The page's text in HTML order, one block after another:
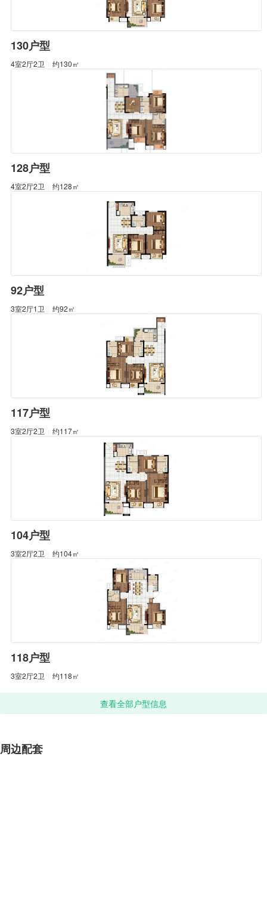
130户型
4室2厅2卫 约130㎡
128户型
4室2厅2卫 约128㎡
92户型
3室2厅1卫 约92㎡
117户型
3室2厅2卫 约117㎡
104户型
3室2厅2卫 约104㎡
118户型
3室2厅2卫 约118㎡
查看全部户型信息
周边配套